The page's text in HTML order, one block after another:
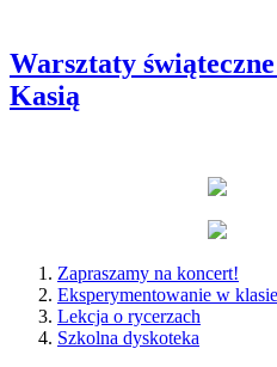
Warsztaty
Kasią
Zapraszamy na koncert!
Eksperymentowanie w klasie
Lekcja o rycerzach
Szkolna dyskoteka